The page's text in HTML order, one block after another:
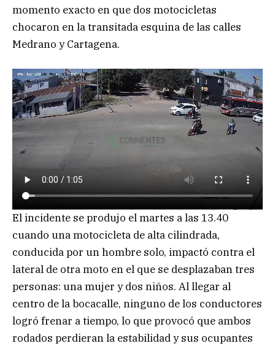
momento exacto en que dos motocicletas
chocaron en la transitada esquina de las calles
Medrano y Cartagena.
El incidente se produjo el martes a las 13.40
cuando una motocicleta de alta cilindrada,
conducida por un hombre solo, impactó contra el
lateral de otra moto en el que se desplazaban tres
personas: una mujer y dos niños. Al llegar al
centro de la bocacalle, ninguno de los conductores
logró frenar a tiempo, lo que provocó que ambos
rodados perdieran la estabilidad y sus ocupantes